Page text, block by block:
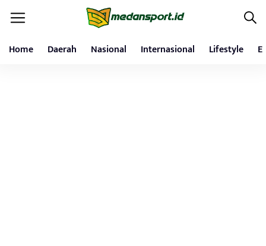
Home Daerah Nasional Internasional Lifestyle